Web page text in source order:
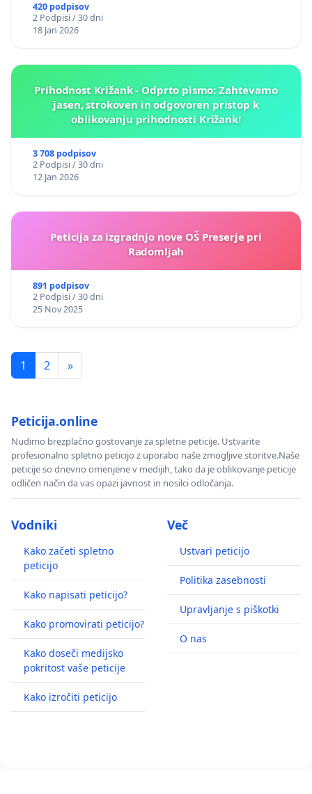
420 podpisov
2 Podpisi / 30 dni
18 Jan 2026
Prihodnost Križank - Odprto pismo: Zahtevamo
jasen, strokoven in odgovoren pristop k
oblikovanju prihodnosti Križank!
3 708 podpisov
2 Podpisi / 30 dni
12 Jan 2026
Peticija za izgradnjo nove OŠ Preserje pri
Radomljah
891 podpisov
2 Podpisi / 30 dni
25 Nov 2025
1 2 »
Peticija.online
Nudimo brezplačno gostovanje za spletne peticije. Ustvarite
profesionalno spletno peticijo z uporabo naše zmogljive storitve.Naše
peticije so dnevno omenjene v medijih, tako da je oblikovanje peticije
odličen način da vas opazi javnost in nosilci odločanja.
Vodniki
Kako začeti spletno
peticijo
Kako napisati peticijo?
Kako promovirati peticijo?
Kako doseči medijsko
pokritost vaše peticije
Kako izročiti peticijo
Več
Ustvari peticijo
Politika zasebnosti
Upravljanje s piškotki
O nas